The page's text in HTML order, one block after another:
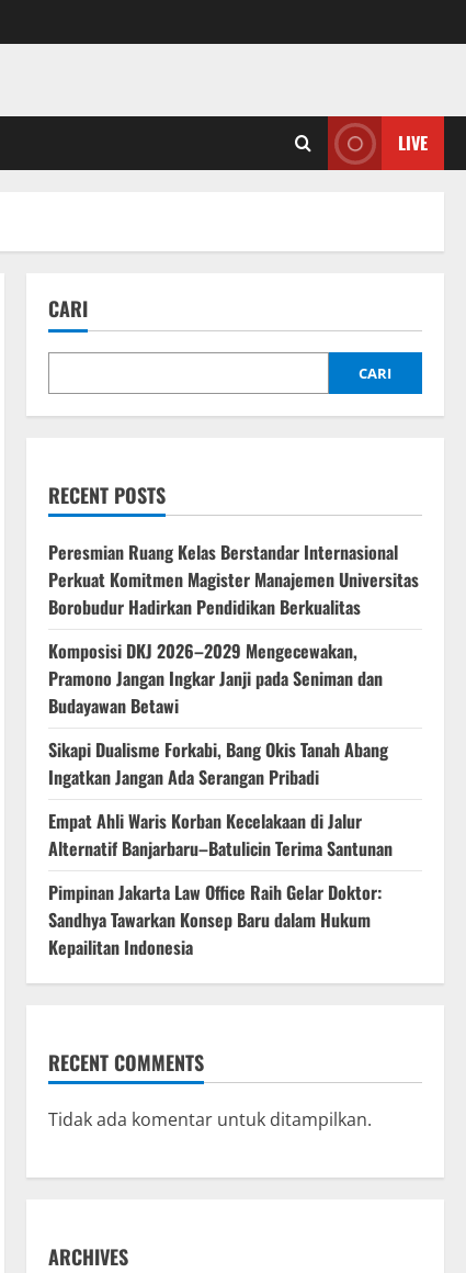
LIVE
CARI
CARI
RECENT POSTS
Peresmian Ruang Kelas Berstandar Internasional
Perkuat Komitmen Magister Manajemen Universitas
Borobudur Hadirkan Pendidikan Berkualitas
Komposisi DKJ 2026–2029 Mengecewakan,
Pramono Jangan Ingkar Janji pada Seniman dan
Budayawan Betawi
Sikapi Dualisme Forkabi, Bang Okis Tanah Abang
Ingatkan Jangan Ada Serangan Pribadi
Empat Ahli Waris Korban Kecelakaan di Jalur
Alternatif Banjarbaru–Batulicin Terima Santunan
Pimpinan Jakarta Law Office Raih Gelar Doktor:
Sandhya Tawarkan Konsep Baru dalam Hukum
Kepailitan Indonesia
RECENT COMMENTS
Tidak ada komentar untuk ditampilkan.
ARCHIVES